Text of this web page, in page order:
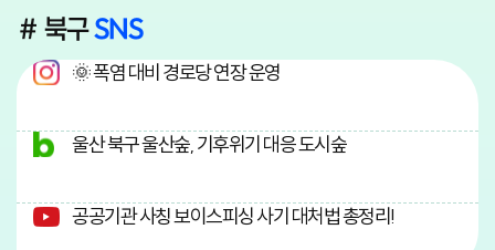
# 북구SNS
🌞 폭염 대비 경로당 연장 운영
울산 북구 울산숲, 기후위기 대응 도시숲
공공기관 사칭 보이스피싱 사기 대처법 총정리!